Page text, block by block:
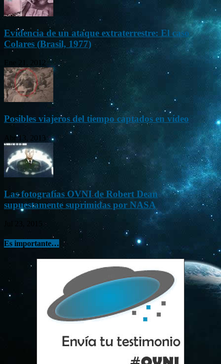
Evidencia de un ataque extraterrestre: El caso
Colares (Brasil, 1977)
Ene 21, 2012
Posibles viajeros del tiempo captados en vídeo
Abr 13, 2013
Las fotografías OVNI de Robert Dean
supuestamente suprimidas por NASA
Es importante…